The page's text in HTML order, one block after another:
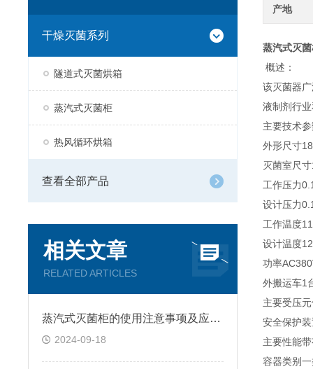
产地
蒸汽式灭
概述：
该灭菌器
液制剂行
主要技术
外形尺寸
灭菌室尺
工作压力
设计压力
工作温度
设计温度
功率
外搬运车1
主要受压
安全保护
主要性能
容器类别
干燥灭菌系列
隧道式灭菌烘箱
蒸汽式灭菌柜
热风循环烘箱
查看全部产品
相关文章
RELATED ARTICLES
蒸汽式灭菌柜的使用注意事项及应用介绍
2024-09-18